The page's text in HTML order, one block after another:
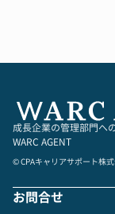
構築し
・幅広
-「経
-0→1環
成長企業の管理部門へ
WARC AGENT
© CPAキャリアサポート株
お問合せ